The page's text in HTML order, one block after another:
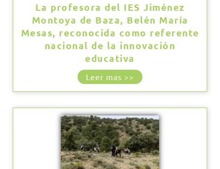
La profesora del IES Jiménez
Montoya de Baza, Belén María
Mesas, reconocida como referente
nacional de la innovación
educativa
Leer mas >>